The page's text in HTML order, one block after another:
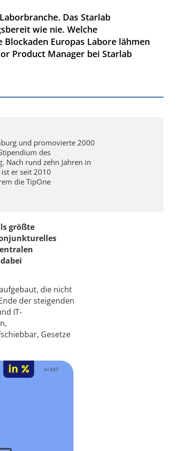
Das Starlab
wie nie. Welche
Europas Labore lähmen
Product Manager bei Starlab
und promovierte 2000
des
Nach rund zehn Jahren in
er seit 2010
die TipOne
größte
die nicht
der steigenden
IT-
Gesetze